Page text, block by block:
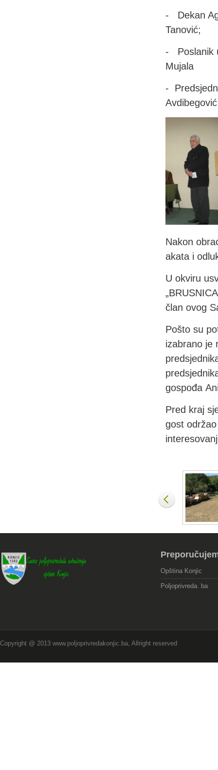
- Dekan
Tanović;
- Poslanik
Mujala
-
Nakon
akata i
U okviru
član ovog
Pošto su
izabrano je
gospođa
Pred kraj
gost
Opština Konjic
Poljoprivreda. ba
Copyright @ 2013 www.poljoprivredakonjic.ba, Allright reserved